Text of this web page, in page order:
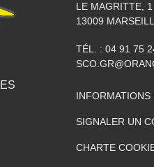
LE MAGRITTE,
13009
TÉL. : 04 91 75
INFORMATIONS
SIGNALER UN
CHARTE